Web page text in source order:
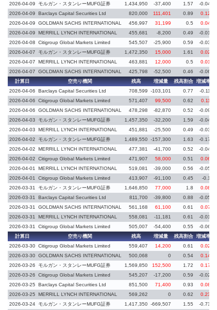
2026-04-09
モルガン・スタンレーMUFG証券 1,434,950 -37,400 1.57
-0.04
2026-04-09
Barclays Capital Securities Ltd 820,000 111,401 0.89
0.12
2026-04-09
GOLDMAN SACHS INTERNATIONAL 456,997 31,199 0.5 0.04
2026-04-09 MERRILL LYNCH INTERNATIONAL 455,681 -8,200 0.49 -0.01
2026-04-08 Citigroup Global Markets Limited 545,507 -25,900 0.59
-0.03
2026-04-07
モルガン・スタンレーMUFG証券 1,472,350 15,000 1.61
0.02
2026-04-07
MERRILL LYNCH INTERNATIONAL 463,881 12,000 0.5 0.01
2026-04-07 GOLDMAN SACHS INTERNATIONAL 425,798 -52,500 0.46 -0.06
計算日 空売り機関 残高 増減量 残高割合 増減率
2026-04-06
Barclays Capital Securities Ltd 708,599 -103,101 0.77
-0.11
2026-04-06
Citigroup Global Markets Limited 571,407 99,500 0.62
0.11
2026-04-06
GOLDMAN SACHS INTERNATIONAL 478,298 -82,870 0.52
-0.09
2026-04-03
モルガン・スタンレーMUFG証券 1,457,350 -32,200 1.59
-0.04
2026-04-03
MERRILL LYNCH INTERNATIONAL 451,881 -25,500 0.49 -0.03
2026-04-02 モルガン・スタンレーMUFG証券 1,489,550 -157,300 1.63
-0.17
2026-04-02
MERRILL LYNCH INTERNATIONAL 477,381 -41,700 0.52
-0.04
2026-04-02
Citigroup Global Markets Limited 471,907 58,000 0.51 0.06
2026-04-01 MERRILL LYNCH INTERNATIONAL 519,081 -39,000 0.56
-0.05
2026-04-01
Citigroup Global Markets Limited 413,907 -91,100 0.45 -0.1
2026-03-31 モルガン・スタンレーMUFG証券 1,646,850 77,000 1.8
0.08
2026-03-31
Barclays Capital Securities Ltd 811,700 -39,800 0.88
-0.05
2026-03-31
GOLDMAN SACHS INTERNATIONAL 561,168 61,100 0.61
0.07
2026-03-31
MERRILL LYNCH INTERNATIONAL 558,081 -11,181 0.61
-0.01
2026-03-31
Citigroup Global Markets Limited 505,007 -54,400 0.55
-0.06
計算日
空売り機関 残高 増減量 残高割合 増減率
2026-03-30 Citigroup Global Markets Limited 559,407 14,200 0.61
0.02
2026-03-30 GOLDMAN SACHS INTERNATIONAL 500,068 0 0.54 0.14
2026-03-26 モルガン・スタンレーMUFG証券 1,569,850 152,500 1.72
0.17
2026-03-26
Citigroup Global Markets Limited 545,207 -17,200 0.59
-0.02
2026-03-25
Barclays Capital Securities Ltd 851,500 71,400 0.93
0.08
2026-03-25
MERRILL LYNCH INTERNATIONAL 569,262 0 0.62 0.23
2026-03-24 モルガン・スタンレーMUFG証券 1,417,350 -669,507 1.55
-0.73